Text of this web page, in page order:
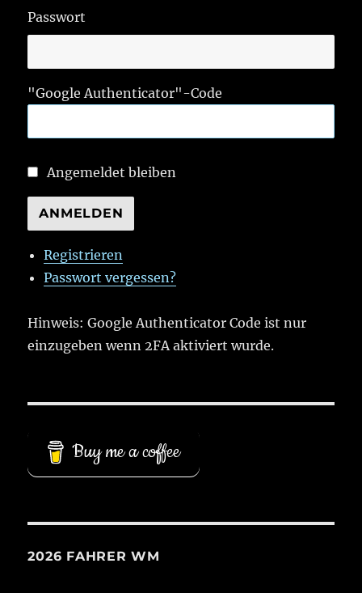
Passwort
"Google Authenticator"-Code
Angemeldet bleiben
ANMELDEN
Registrieren
Passwort vergessen?
Hinweis: Google Authenticator Code ist nur
einzugeben wenn 2FA aktiviert wurde.
Buy me a coffee
2026 FAHRER WM